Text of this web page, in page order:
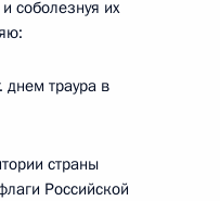
соболезнуя их
траура в
страны
Российской